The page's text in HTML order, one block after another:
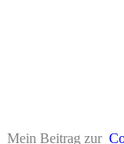
Mein Beitrag zur